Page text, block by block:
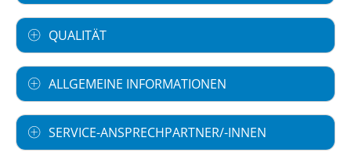
QUALITÄT
ALLGEMEINE INFORMATIONEN
SERVICE-ANSPRECHPARTNER/-INNEN